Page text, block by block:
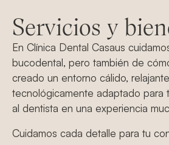
Servicios y
En Clínica Dental Casaus
bucodental, pero también de
creado un entorno cálido,
tecnológicamente adaptado para
al dentista en una experiencia
Cuidamos cada detalle para tu